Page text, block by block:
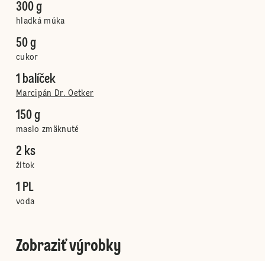
300 g
hladká múka
50 g
cukor
1 balíček
Marcipán Dr. Oetker
150 g
maslo zmäknuté
2 ks
žltok
1 PL
voda
Zobraziť výrobky